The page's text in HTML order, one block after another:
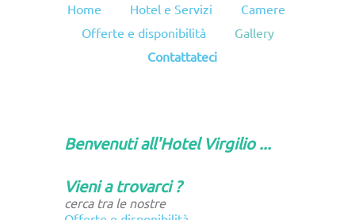
Home Hotel e Servizi
Camere
Offerte e disponibilità
Gallery
Contattateci
Benvenuti all'Hotel Virgilio ...
Vieni a trovarci ?
cerca tra le nostre